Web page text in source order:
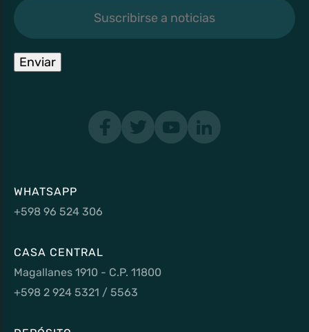
Enviar
WHATSAPP
+598 96 524 306
CASA CENTRAL
Magallanes 1910 - C.P. 11800
+598 2 924 5321 / 5563